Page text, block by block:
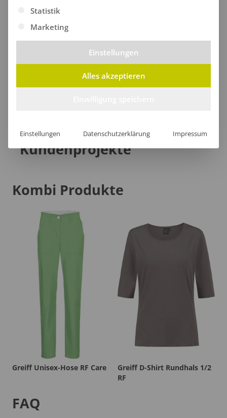
Lieferzeit
[jgm-review-widget]
Kundenprojekte
Kombi Produkte
Greiff Unisex-Hose RF Care
Greiff D-Shirt Rundhals 1/2
RF
FAQ
Statistik
Marketing
Einstellungen
Alles akzeptieren
Einstellungen Datenschutzerklärung Impressum